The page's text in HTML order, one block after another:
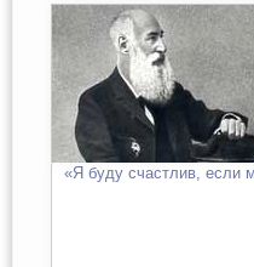
«Я буду счастлив, если